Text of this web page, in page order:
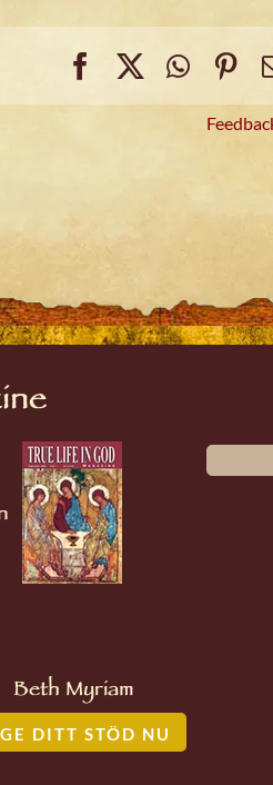
Facebook
Beth Myriam
GE DITT STÖD NU